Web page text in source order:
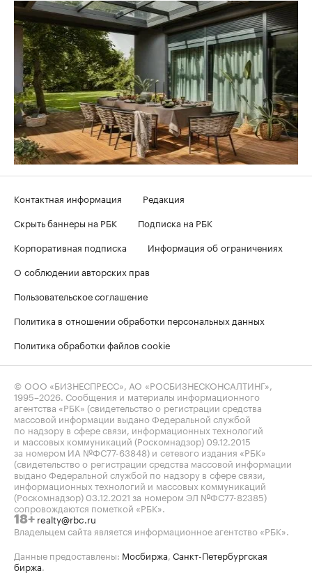
Контактная информация
Редакция
Скрыть баннеры на РБК
Подписка на РБК
Корпоративная подписка
Информация об ограничениях
О соблюдении авторских прав
Пользовательское соглашение
Политика в отношении обработки персональных данных
Политика обработки файлов cookie
© ООО «БИЗНЕСПРЕСС», АО «РОСБИЗНЕСКОНСАЛТИНГ»,
1995–2026. Сообщения и материалы информационного
агентства «РБК» (свидетельство о регистрации средства
массовой информации выдано Федеральной службой
по надзору в сфере связи, информационных технологий
и массовых коммуникаций (Роскомнадзор) 09.12.2015
за номером ИА №ФС77-63848) и сетевого издания «РБК»
(свидетельство о регистрации средства массовой информации
выдано Федеральной службой по надзору в сфере связи,
информационных технологий и массовых коммуникаций
(Роскомнадзор) 03.12.2021 за номером ЭЛ №ФС77-82385)
сопровождаются пометкой «РБК».
18+ realty@rbc.ru
Владельцем сайта является информационное агентство «РБК».
Данные предоставлены: Мосбиржа, Санкт-Петербургская
биржа.